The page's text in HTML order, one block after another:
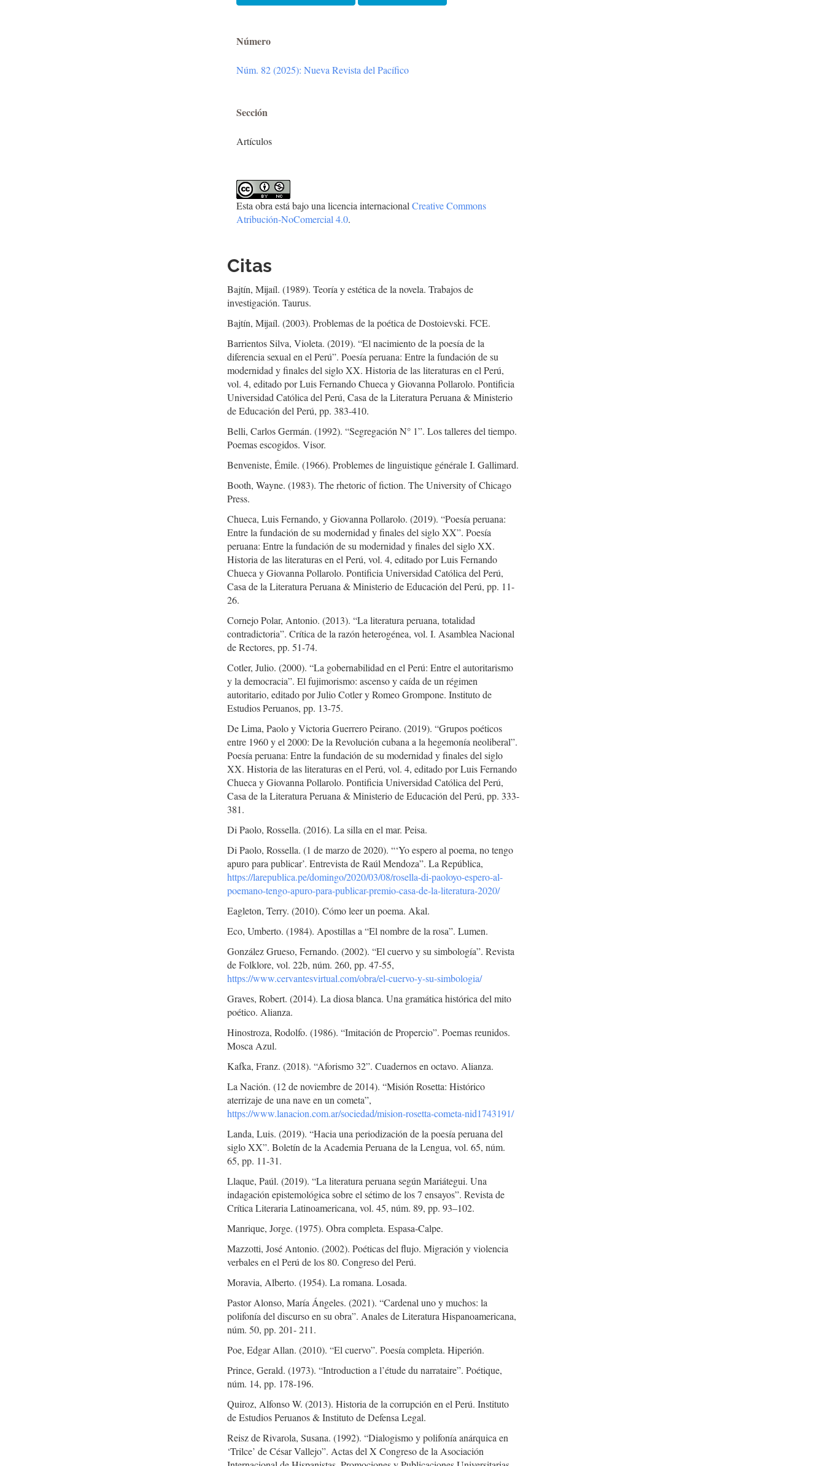
Número
Núm. 82 (2025): Nueva Revista del Pacífico
Sección
Artículos
Esta obra está bajo una licencia internacionalCreative Commons
Atribución-NoComercial 4.0.
Citas
Bajtín, Mijaíl. (1989). Teoría y estética de la novela. Trabajos de
investigación. Taurus.
Bajtín, Mijaíl. (2003). Problemas de la poética de Dostoievski. FCE.
Barrientos Silva, Violeta. (2019). “El nacimiento de la poesía de la
diferencia sexual en el Perú”. Poesía peruana: Entre la fundación de su
modernidad y finales del siglo XX. Historia de las literaturas en el Perú,
vol. 4, editado por Luis Fernando Chueca y Giovanna Pollarolo. Pontificia
Universidad Católica del Perú, Casa de la Literatura Peruana & Ministerio
de Educación del Perú, pp. 383-410.
Belli, Carlos Germán. (1992). “Segregación N° 1”. Los talleres del tiempo.
Poemas escogidos. Visor.
Benveniste, Émile. (1966). Problemes de linguistique générale I. Gallimard.
Booth, Wayne. (1983). The rhetoric of fiction. The University of Chicago
Press.
Chueca, Luis Fernando, y Giovanna Pollarolo. (2019). “Poesía peruana:
Entre la fundación de su modernidad y finales del siglo XX”. Poesía
peruana: Entre la fundación de su modernidad y finales del siglo XX.
Historia de las literaturas en el Perú, vol. 4, editado por Luis Fernando
Chueca y Giovanna Pollarolo. Pontificia Universidad Católica del Perú,
Casa de la Literatura Peruana & Ministerio de Educación del Perú, pp. 11-
26.
Cornejo Polar, Antonio. (2013). “La literatura peruana, totalidad
contradictoria”. Crítica de la razón heterogénea, vol. I. Asamblea Nacional
de Rectores, pp. 51-74.
Cotler, Julio. (2000). “La gobernabilidad en el Perú: Entre el autoritarismo
y la democracia”. El fujimorismo: ascenso y caída de un régimen
autoritario, editado por Julio Cotler y Romeo Grompone. Instituto de
Estudios Peruanos, pp. 13-75.
De Lima, Paolo y Victoria Guerrero Peirano. (2019). “Grupos poéticos
entre 1960 y el 2000: De la Revolución cubana a la hegemonía neoliberal”.
Poesía peruana: Entre la fundación de su modernidad y finales del siglo
XX. Historia de las literaturas en el Perú, vol. 4, editado por Luis Fernando
Chueca y Giovanna Pollarolo. Pontificia Universidad Católica del Perú,
Casa de la Literatura Peruana & Ministerio de Educación del Perú, pp. 333-
381.
Di Paolo, Rossella. (2016). La silla en el mar. Peisa.
Di Paolo, Rossella. (1 de marzo de 2020). “‘Yo espero al poema, no tengo
apuro para publicar’. Entrevista de Raúl Mendoza”. La República,
https://larepublica.pe/domingo/2020/03/08/rosella-di-paoloyo-espero-al-
poemano-tengo-apuro-para-publicar-premio-casa-de-la-literatura-2020/
Eagleton, Terry. (2010). Cómo leer un poema. Akal.
Eco, Umberto. (1984). Apostillas a “El nombre de la rosa”. Lumen.
González Grueso, Fernando. (2002). “El cuervo y su simbología”. Revista
de Folklore, vol. 22b, núm. 260, pp. 47-55,
https://www.cervantesvirtual.com/obra/el-cuervo-y-su-simbologia/
Graves, Robert. (2014). La diosa blanca. Una gramática histórica del mito
poético. Alianza.
Hinostroza, Rodolfo. (1986). “Imitación de Propercio”. Poemas reunidos.
Mosca Azul.
Kafka, Franz. (2018). “Aforismo 32”. Cuadernos en octavo. Alianza.
La Nación. (12 de noviembre de 2014). “Misión Rosetta: Histórico
aterrizaje de una nave en un cometa”,
https://www.lanacion.com.ar/sociedad/mision-rosetta-cometa-nid1743191/
Landa, Luis. (2019). “Hacia una periodización de la poesía peruana del
siglo XX”. Boletín de la Academia Peruana de la Lengua, vol. 65, núm.
65, pp. 11-31.
Llaque, Paúl. (2019). “La literatura peruana según Mariátegui. Una
indagación epistemológica sobre el sétimo de los 7 ensayos”. Revista de
Crítica Literaria Latinoamericana, vol. 45, núm. 89, pp. 93–102.
Manrique, Jorge. (1975). Obra completa. Espasa-Calpe.
Mazzotti, José Antonio. (2002). Poéticas del flujo. Migración y violencia
verbales en el Perú de los 80. Congreso del Perú.
Moravia, Alberto. (1954). La romana. Losada.
Pastor Alonso, María Ángeles. (2021). “Cardenal uno y muchos: la
polifonía del discurso en su obra”. Anales de Literatura Hispanoamericana,
núm. 50, pp. 201- 211.
Poe, Edgar Allan. (2010). “El cuervo”. Poesía completa. Hiperión.
Prince, Gerald. (1973). “Introduction a l’étude du narrataire”. Poétique,
núm. 14, pp. 178-196.
Quiroz, Alfonso W. (2013). Historia de la corrupción en el Perú. Instituto
de Estudios Peruanos & Instituto de Defensa Legal.
Reisz de Rivarola, Susana. (1992). “Dialogismo y polifonía anárquica en
‘Trilce’ de César Vallejo”. Actas del X Congreso de la Asociación